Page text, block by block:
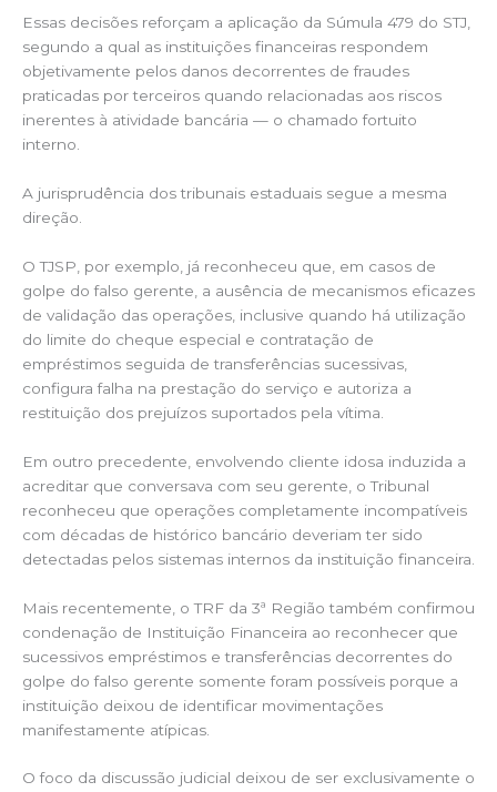
Essas decisões reforçam a aplicação da Súmula 479 do STJ,
segundo a qual as instituições financeiras respondem
objetivamente pelos danos decorrentes de fraudes
praticadas por terceiros quando relacionadas aos riscos
inerentes à atividade bancária — o chamado fortuito
interno.
A jurisprudência dos tribunais estaduais segue a mesma
direção.
O TJSP, por exemplo, já reconheceu que, em casos de
golpe do falso gerente, a ausência de mecanismos eficazes
de validação das operações, inclusive quando há utilização
do limite do cheque especial e contratação de
empréstimos seguida de transferências sucessivas,
configura falha na prestação do serviço e autoriza a
restituição dos prejuízos suportados pela vítima.
Em outro precedente, envolvendo cliente idosa induzida a
acreditar que conversava com seu gerente, o Tribunal
reconheceu que operações completamente incompatíveis
com décadas de histórico bancário deveriam ter sido
detectadas pelos sistemas internos da instituição financeira.
Mais recentemente, o TRF da 3ª Região também confirmou
condenação de Instituição Financeira ao reconhecer que
sucessivos empréstimos e transferências decorrentes do
golpe do falso gerente somente foram possíveis porque a
instituição deixou de identificar movimentações
manifestamente atípicas.
O foco da discussão judicial deixou de ser exclusivamente o